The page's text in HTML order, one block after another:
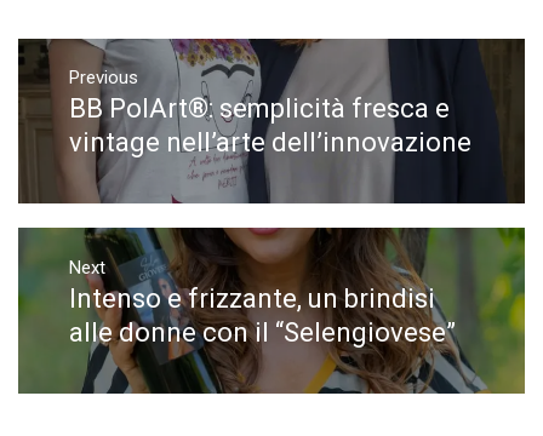
Navigazione
articoli
Previous
Previous
post:
BB PolArt®: semplicità fresca e
vintage nell’arte dell’innovazione
Next
Next
post:
Intenso e frizzante, un brindisi
alle donne con il “Selengiovese”